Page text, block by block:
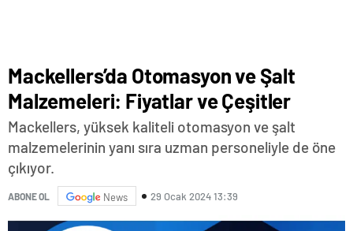
Mackellers’da Otomasyon ve Şalt
Malzemeleri: Fiyatlar ve Çeşitler
Mackellers, yüksek kaliteli otomasyon ve şalt
malzemelerinin yanı sıra uzman personeliyle de öne
çıkıyor.
ABONE OL News 29 Ocak 2024 13:39